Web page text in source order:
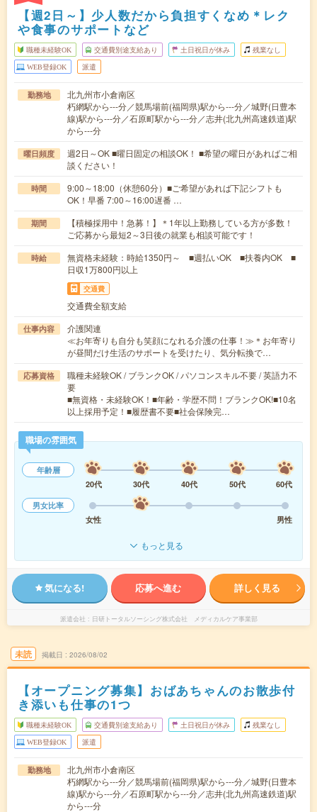
【週2日～】少人数だから負担すくなめ＊レク
や食事のサポートなど
職種未経験OK 交通費別途支給あり 土日祝日が休み 残業なし
WEB登録OK 派遣
勤務地
北九州市小倉南区
朽網駅から---分／競馬場前(福岡県)駅から---分／城野(日豊本
線)駅から---分／石原町駅から---分／志井(北九州高速鉄道)駅
から---分
曜日頻度
週2日～OK ■曜日固定の相談OK！ ■希望の曜日があればご相
談ください！
時間
9:00～18:00（休憩60分）■ご希望があれば下記シフトも
OK！早番 7:00～16:00遅番 …
期間
【積極採用中！急募！】＊1年以上勤務している方が多数！
ご応募から最短2～3日後の就業も相談可能です！
時給
無資格未経験：時給1350円～ ■週払いOK ■扶養内OK ■
日収1万800円以上
交通費
交通費全額支給
仕事内容
介護関連
≪お年寄りも自分も笑顔になれる介護の仕事！≫＊お年寄り
が昼間だけ生活のサポートを受けたり、気分転換で…
応募資格
職種未経験OK / ブランクOK / パソコンスキル不要 / 英語力不
要
■無資格・未経験OK！■年齢・学歴不問！ブランクOK!■10名
以上採用予定！■履歴書不要■社会保険完…
職場の雰囲気
年齢層
20代
30代 40代 50代
60代
男女比率
女性
男性
もっと見る
気になる! 応募へ進む 詳しく見る
派遣会社 日研トータルソーシング株式会社 メディカルケア事業部
未読 掲載日 2026/08/02
【オープニング募集】おばあちゃんのお散歩付
き添いも仕事の1つ
職種未経験OK 交通費別途支給あり 土日祝日が休み 残業なし
WEB登録OK 派遣
勤務地
北九州市小倉南区
朽網駅から---分／競馬場前(福岡県)駅から---分／城野(日豊本
線)駅から---分／石原町駅から---分／志井(北九州高速鉄道)駅
から---分